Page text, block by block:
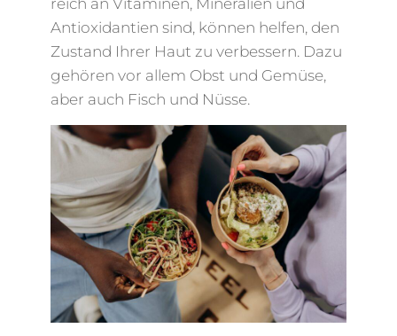
reich an Vitaminen, Mineralien und
Antioxidantien sind, können helfen, den
Zustand Ihrer Haut zu verbessern. Dazu
gehören vor allem Obst und Gemüse,
aber auch Fisch und Nüsse.